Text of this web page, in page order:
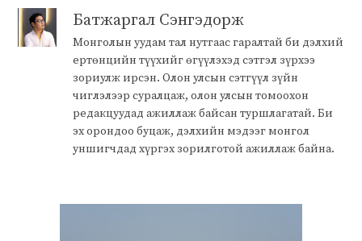
Батжаргал Сэнгэдорж
Монголын уудам тал нутгаас гаралтай би дэлхий
ертөнцийн түүхийг өгүүлэхэд сэтгэл зүрхээ
зориулж ирсэн. Олон улсын сэтгүүл зүйн
чиглэлээр суралцаж, олон улсын томоохон
редакцуудад ажиллаж байсан туршлагатай. Би
эх орондоо буцаж, дэлхийн мэдээг монгол
уншигчдад хүргэх зорилготой ажиллаж байна.